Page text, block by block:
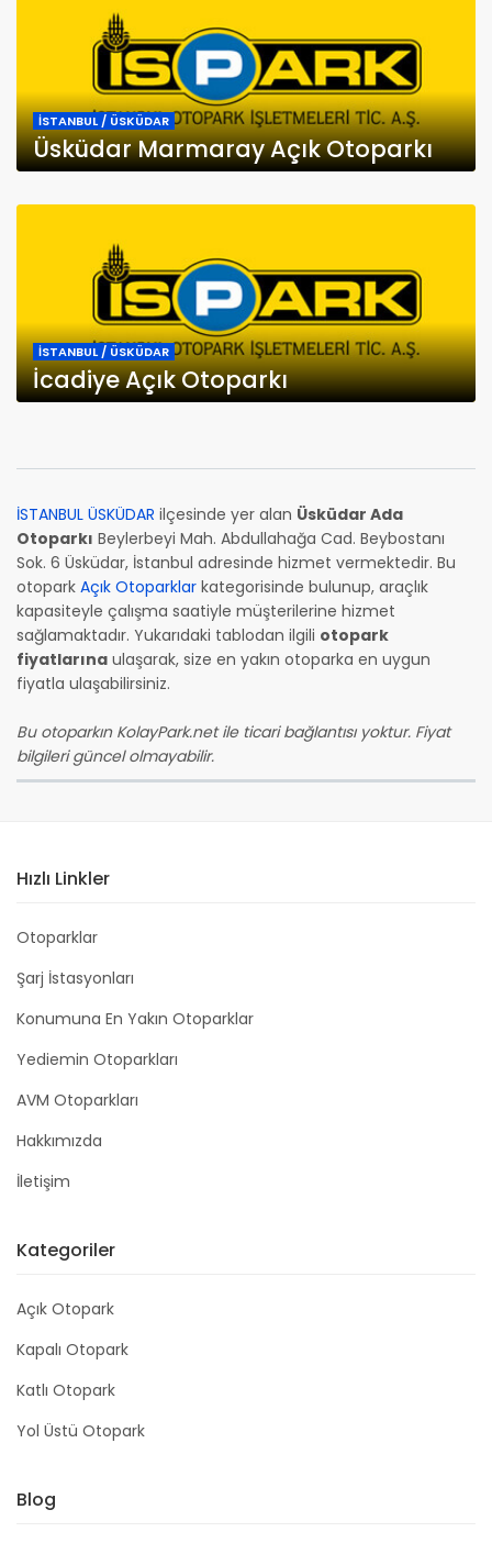
İSTANBUL / ÜSKÜDAR
Üsküdar Marmaray Açık Otoparkı
İSTANBUL / ÜSKÜDAR
İcadiye Açık Otoparkı
İSTANBUL ÜSKÜDAR ilçesinde yer alan Üsküdar Ada
Otoparkı Beylerbeyi Mah. Abdullahağa Cad. Beybostanı
Sok. 6 Üsküdar, İstanbul adresinde hizmet vermektedir. Bu
otopark Açık Otoparklar kategorisinde bulunup, araçlık
kapasiteyle çalışma saatiyle müşterilerine hizmet
sağlamaktadır. Yukarıdaki tablodan ilgili otopark
fiyatlarına ulaşarak, size en yakın otoparka en uygun
fiyatla ulaşabilirsiniz.
Bu otoparkın KolayPark.net ile ticari bağlantısı yoktur. Fiyat
bilgileri güncel olmayabilir.
Hızlı Linkler
Otoparklar
Şarj İstasyonları
Konumuna En Yakın Otoparklar
Yediemin Otoparkları
AVM Otoparkları
Hakkımızda
İletişim
Kategoriler
Açık Otopark
Kapalı Otopark
Katlı Otopark
Yol Üstü Otopark
Blog